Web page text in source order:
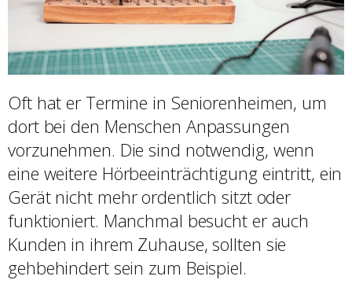
Oft hat er Termine in Seniorenheimen, um
dort bei den Menschen Anpassungen
vorzunehmen. Die sind notwendig, wenn
eine weitere Hörbeeinträchtigung eintritt, ein
Gerät nicht mehr ordentlich sitzt oder
funktioniert. Manchmal besucht er auch
Kunden in ihrem Zuhause, sollten sie
gehbehindert sein zum Beispiel.